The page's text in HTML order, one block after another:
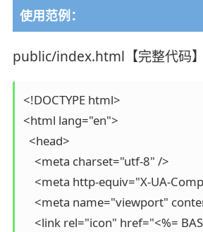
使用范例：
public/index.html【完整代码】
<!DOCTYPE html>
<html lang="en">
  <head>
    <meta charset="utf-8" />
<meta http-equiv="X-UA-
<meta name="viewport"
<link rel="icon" href="<%=